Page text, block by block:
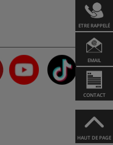
ETRE RAPPELÉ
EMAIL
CONTACT
HAUT DE PAGE